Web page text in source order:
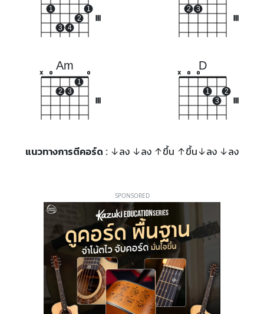
1
3 4
2
1 2 3
Am
x o
2 3
1
o
D
x o o
1
3
2
แนวทางการตีคอร์ด : ↓ลง ↓ลง ↑ขึ้น ↑ขึ้น↓ลง ↓ลง
SPONSORED